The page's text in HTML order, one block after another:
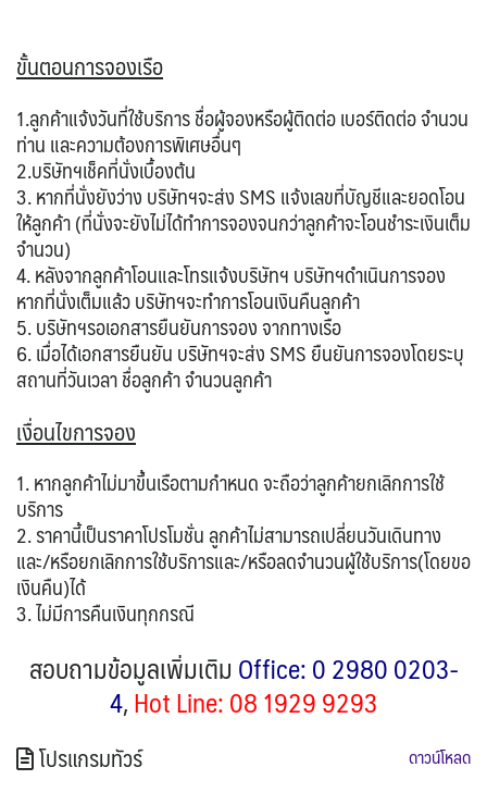
ขั้นตอนการจองเรือ
1.ลูกค้าแจ้งวันที่ใช้บริการ ชื่อผู้จองหรือผู้ติดต่อ เบอร์ติดต่อ จำนวน
ท่าน และความต้องการพิเศษอื่นๆ
2.บริษัทฯเช็คที่นั่งเบื้องต้น
3. หากที่นั่งยังว่าง บริษัทฯจะส่ง SMS แจ้งเลขที่บัญชีและยอดโอน
ให้ลูกค้า (ที่นั่งจะยังไม่ได้ทำการจองจนกว่าลูกค้าจะโอนชำระเงินเต็ม
จำนวน)
4. หลังจากลูกค้าโอนและโทรแจ้งบริษัทฯ บริษัทฯดำเนินการจอง
หากที่นั่งเต็มแล้ว บริษัทฯจะทำการโอนเงินคืนลูกค้า
5. บริษัทฯรอเอกสารยืนยันการจอง จากทางเรือ
6. เมื่อได้เอกสารยืนยัน บริษัทฯจะส่ง SMS ยืนยันการจองโดยระบุ
สถานที่วันเวลา ชื่อลูกค้า จำนวนลูกค้า
เงื่อนไขการจอง
1. หากลูกค้าไม่มาขึ้นเรือตามกำหนด จะถือว่าลูกค้ายกเลิกการใช้
บริการ
2. ราคานี้เป็นราคาโปรโมชั่น ลูกค้าไม่สามารถเปลี่ยนวันเดินทาง
และ/หรือยกเลิกการใช้บริการและ/หรือลดจำนวนผู้ใช้บริการ(โดยขอ
เงินคืน)ได้
3. ไม่มีการคืนเงินทุกกรณี
สอบถามข้อมูลเพิ่มเติม Office: 0 2980 0203-
4,Hot Line: 08 1929 9293
โปรแกรมทัวร์ ดาวน์โหลด